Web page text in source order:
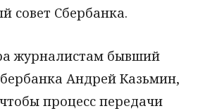
совет Сбербанка.
журналистам бывший
Андрей Казьмин,
процесс передачи